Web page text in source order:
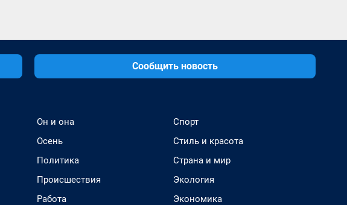
Сообщить новость
Он и она
Осень
Политика
Происшествия
Работа
Спорт
Стиль и красота
Страна и мир
Экология
Экономика